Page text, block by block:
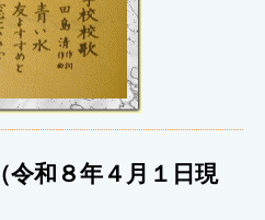
（令和８年４月１日現